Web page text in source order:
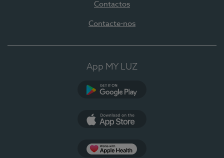
Contactos
Contacte-nos
App MY LUZ